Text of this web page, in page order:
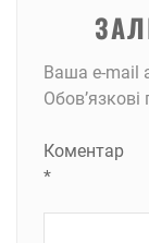
Ваша e-mail
Обов’язкові
Коментар
*